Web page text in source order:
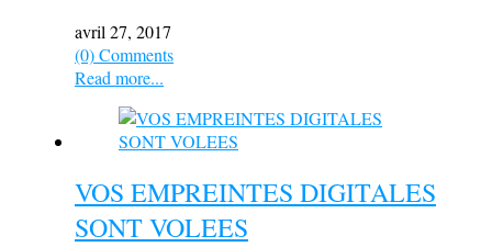
avril 27, 2017
(0) Comments
Read more...
VOS EMPREINTES DIGITALES
SONT VOLEES